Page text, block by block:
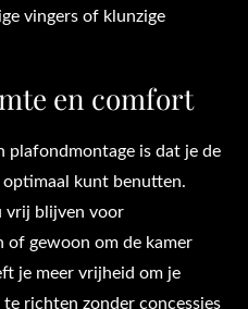
vingers of klunzige
en comfort
plafondmontage is dat je de
kunt benutten.
vrij blijven voor
of gewoon om de kamer
je meer vrijheid om je
richten zonder concessies